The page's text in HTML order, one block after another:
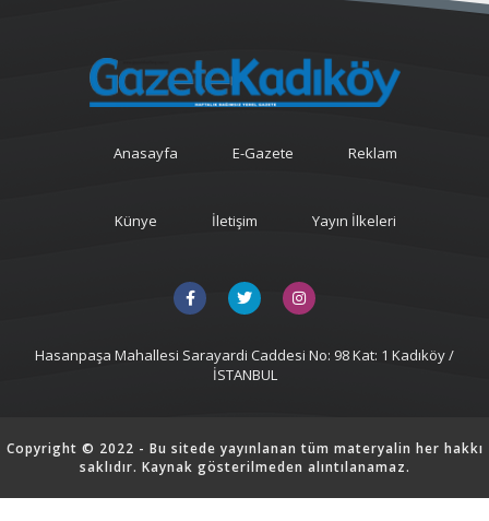
Anasayfa E-Gazete Reklam
Künye İletişim Yayın İlkeleri
Hasanpaşa Mahallesi Sarayardi Caddesi No: 98 Kat: 1 Kadıköy /
İSTANBUL
Copyright © 2022 - Bu sitede yayınlanan tüm materyalin her hakkı
saklıdır. Kaynak gösterilmeden alıntılanamaz.